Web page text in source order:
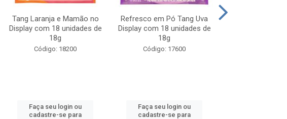
Tang Laranja e Mamão no
Display com 18 unidades de
18g
Código: 18200
Faça seu login ou
cadastre-se para
Refresco em Pó Tang Uva
Display com 18 unidades de
18g
Código: 17600
Faça seu login ou
cadastre-se para